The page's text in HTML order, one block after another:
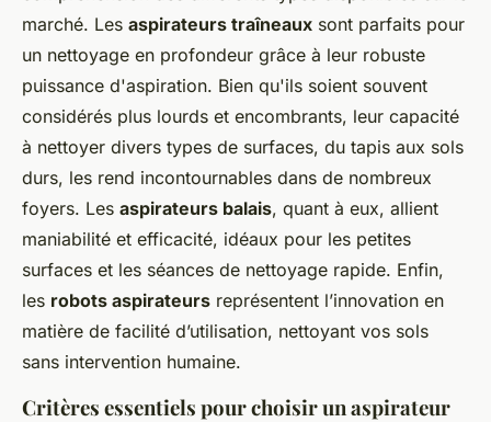
marché. Les aspirateurs traîneaux sont parfaits pour
un nettoyage en profondeur grâce à leur robuste
puissance d'aspiration. Bien qu'ils soient souvent
considérés plus lourds et encombrants, leur capacité
à nettoyer divers types de surfaces, du tapis aux sols
durs, les rend incontournables dans de nombreux
foyers. Les aspirateurs balais, quant à eux, allient
maniabilité et efficacité, idéaux pour les petites
surfaces et les séances de nettoyage rapide. Enfin,
les robots aspirateurs représentent l’innovation en
matière de facilité d’utilisation, nettoyant vos sols
sans intervention humaine.
Critères essentiels pour choisir un aspirateur